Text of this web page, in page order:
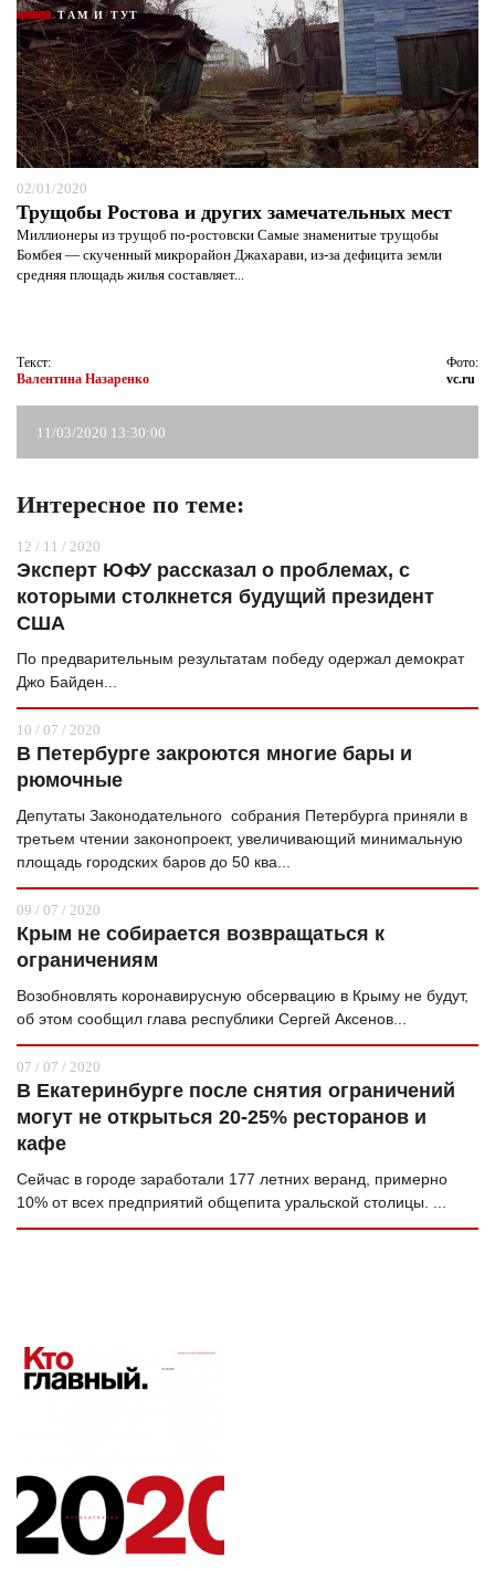
ТАМ И ТУТ
02/01/2020
Трущобы Ростова и других замечательных мест
Миллионеры из трущоб по-ростовски Самые знаменитые трущобы
Бомбея — скученный микрорайон Джахарави, из-за дефицита земли
средняя площадь жилья составляет...
Текст:
Валентина Назаренко
Фото:
vc.ru
11/03/2020 13:30:00
Интересное по теме:
12 / 11 / 2020
Эксперт ЮФУ рассказал о проблемах, с
которыми столкнется будущий президент
США
По предварительным результатам победу одержал демократ
Джо Байден...
10 / 07 / 2020
В Петербурге закроются многие бары и
рюмочные
Депутаты Законодательного собрания Петербурга приняли в
третьем чтении законопроект, увеличивающий минимальную
площадь городских баров до 50 ква...
09 / 07 / 2020
Крым не собирается возвращаться к
ограничениям
Возобновлять коронавирусную обсервацию в Крыму не будут,
об этом сообщил глава республики Сергей Аксенов...
07 / 07 / 2020
В Екатеринбурге после снятия ограничений
могут не открыться 20-25% ресторанов и
кафе
Сейчас в городе заработали 177 летних веранд, примерно
10% от всех предприятий общепита уральской столицы. ...